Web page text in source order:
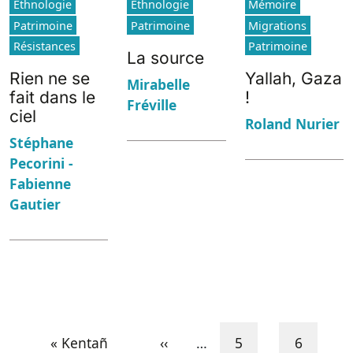
Ethnologie
Patrimoine
Résistances
Rien ne se
fait dans le
ciel
Stéphane
Pecorini -
Fabienne
Gautier
Ethnologie
Patrimoine
La source
Mirabelle
Fréville
Mémoire
Migrations
Patrimoine
Yallah, Gaza
!
Roland Nurier
First page
« Kentañ Previous page
‹‹ … Pajenn
5 Pajenn
6